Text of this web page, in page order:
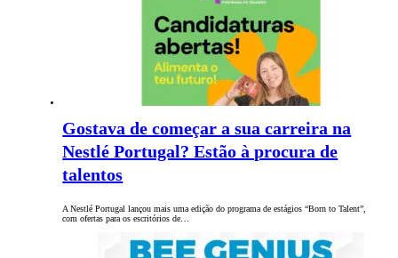
Gostava de começar a sua carreira na
Nestlé Portugal? Estão à procura de
talentos
A Nestlé Portugal lançou mais uma edição do programa de estágios “Born to Talent”,
com ofertas para os escritórios de…